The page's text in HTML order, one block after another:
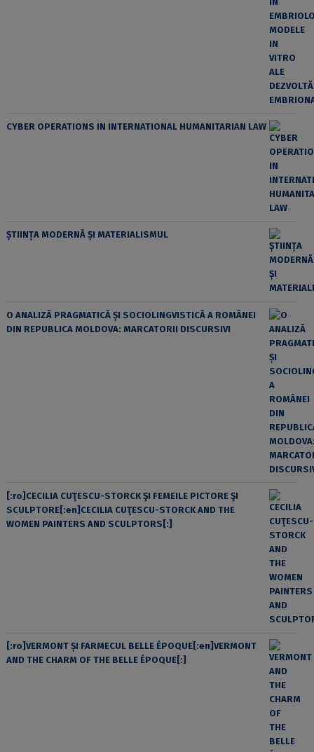
CYBER OPERATIONS IN INTERNATIONAL HUMANITARIAN LAW
ȘTIINȚA MODERNĂ ȘI MATERIALISMUL
O ANALIZĂ PRAGMATICĂ ȘI SOCIOLINGVISTICĂ A ROMÂNEI
DIN REPUBLICA MOLDOVA: MARCATORII DISCURSIVI
[:ro]CECILIA CUŢESCU-STORCK ŞI FEMEILE PICTORE ŞI
SCULPTORE[:en]CECILIA CUŢESCU-STORCK AND THE
WOMEN PAINTERS AND SCULPTORS[:]
[:ro]VERMONT ȘI FARMECUL BELLE ÉPOQUE[:en]VERMONT
AND THE CHARM OF THE BELLE ÉPOQUE[:]